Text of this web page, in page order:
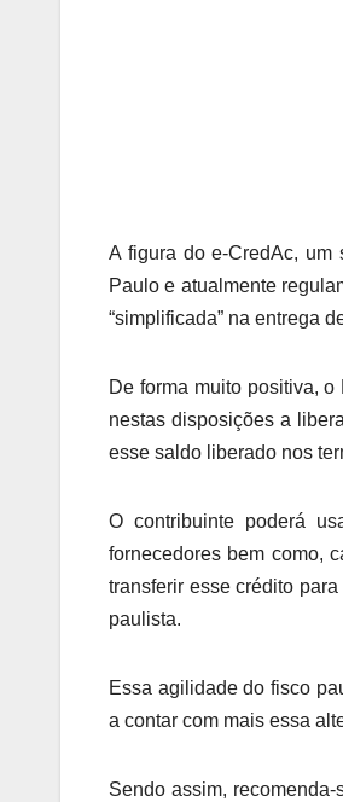
A figura do e-CredAc, um
Paulo e atualmente
“simplificada” na entrega
De forma muito positiva,
nestas disposições a
esse saldo liberado nos
O contribuinte poderá
fornecedores bem como,
transferir esse crédito
paulista.
Essa agilidade do fisco
a contar com mais essa
Sendo assim,